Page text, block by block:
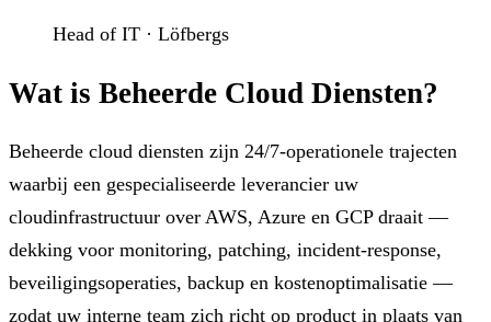
Head of IT · Löfbergs
Wat is Beheerde Cloud Diensten?
Beheerde cloud diensten zijn 24/7-operationele trajecten
waarbij een gespecialiseerde leverancier uw
cloudinfrastructuur over AWS, Azure en GCP draait —
dekking voor monitoring, patching, incident-response,
beveiligingsoperaties, backup en kostenoptimalisatie —
zodat uw interne team zich richt op product in plaats van